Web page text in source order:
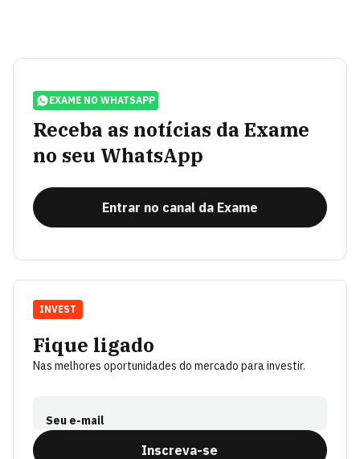
EXAME NO WHATSAPP
Receba as notícias da Exame
no seu WhatsApp
Entrar no canal da Exame
Fique ligado
Nas melhores oportunidades do mercado para investir.
Seu e-mail
Inscreva-se
INVEST